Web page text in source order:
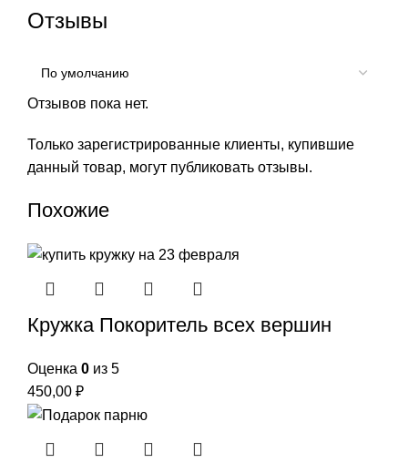
Отзывы
Отзывов пока нет.
Только зарегистрированные клиенты, купившие
данный товар, могут публиковать отзывы.
Похожие
Кружка Покоритель всех вершин
Оценка 0 из 5
450,00 ₽